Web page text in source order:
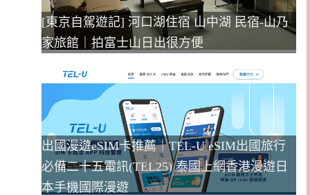
[東京自駕遊記] 河口湖住宿 山中湖 民宿-山乃
家旅館｜拍富士山日出很方便
出國漫遊eSIM卡推薦｜TEL-U eSIM出國旅行
必備二十五電訊(TEL25) 泰國上網香港漫遊日
本手機國際漫遊